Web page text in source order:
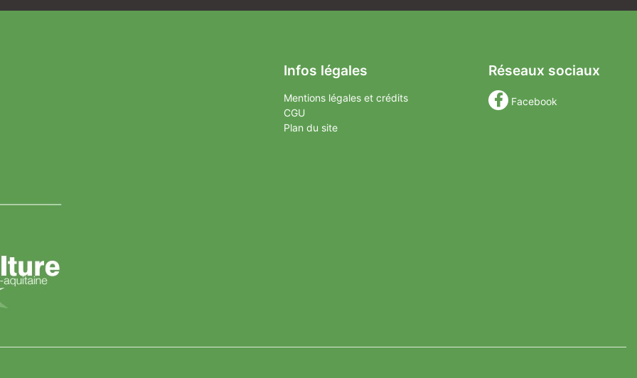
Infos légales
Mentions légales et crédits
CGU
Plan du site
Réseaux sociaux
Facebook